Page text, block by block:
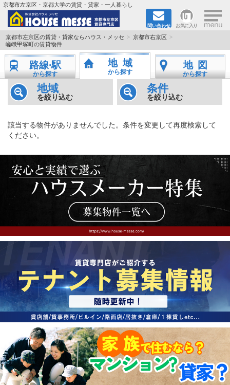
京都市左京区・京都大学の賃貸・貸家・一人暮らし
問い合わせ お気に入り ×
TOPページ
地図から検索
地域から検索
書類DL & 入居者さまへ
家族で住むならマンション？賃家？
一人暮らしの物件特集
ペット相談OKの賃貸！
ハウスメーカー施工特集！
路線·駅から探す
IT重説について
スタッフ紹介
賃貸管理の北白川店
店舗情報·アクセス
京都市左京区の賃貸・貸家ならハウス・メッセ
京都市右京区
嵯峨甲塚町の賃貸物件
路線·駅
から探す
地域
から探す
地図
から探す
地域
を絞り込む
条件
を絞り込む
該当する物件がありませんでした。条件を変更して再度検索して
ください。